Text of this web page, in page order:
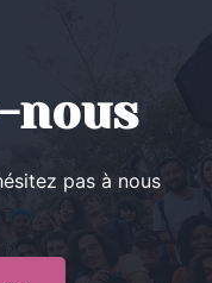
nous
pas à nous